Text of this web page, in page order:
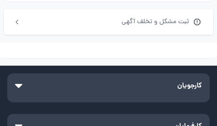
ثبت مشکل و تخلف آگهی
کارجویان